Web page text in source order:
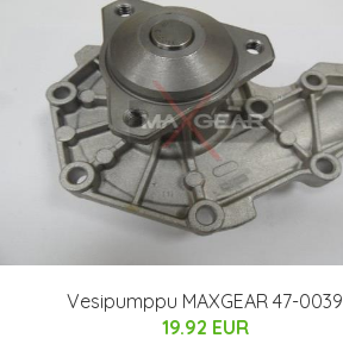
Vesipumppu MAXGEAR 47-0039
19.92 EUR